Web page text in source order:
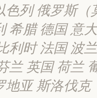
色列 俄罗斯
希腊 德国 意
利时 法国 波
兰 英国 荷兰
亚 斯洛伐克